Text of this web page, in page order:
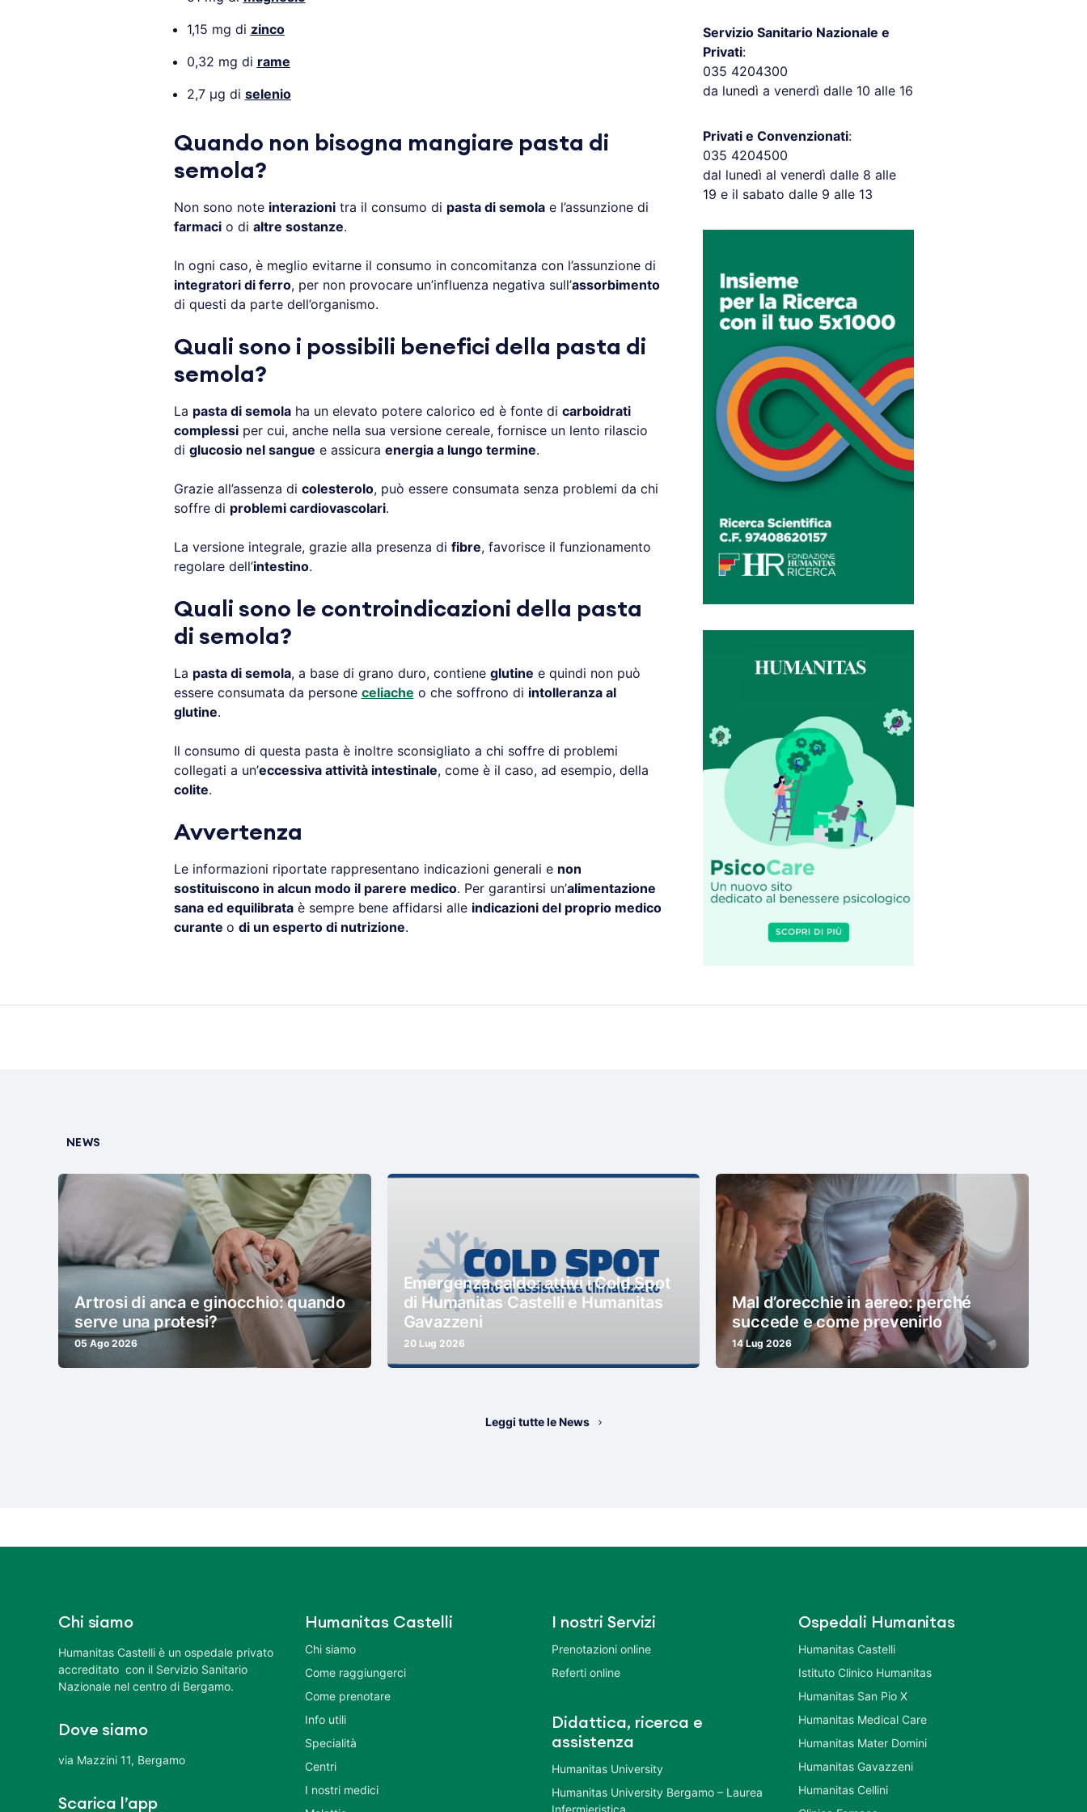
1,15 mg di zinco
0,32 mg di rame
2,7 µg di selenio
Quando non bisogna mangiare pasta di
semola?
Non sono note interazionitra il consumo di pasta di semolae l’assunzione di
farmacio di altre sostanze.
In ogni caso, è meglio evitarne il consumo in concomitanza con l’assunzione di
integratori di ferro, per non provocare un’influenza negativa sull’assorbimento
di questi da parte dell’organismo.
Quali sono i possibili benefici della pasta di
semola?
La pasta di semolaha un elevato potere calorico ed è fonte di carboidrati
complessiper cui, anche nella sua versione cereale, fornisce un lento rilascio
di glucosio nel sangue e assicura energia a lungo termine.
Grazie all’assenza di colesterolo, può essere consumata senza problemi da chi
soffre di problemi cardiovascolari.
La versione integrale, grazie alla presenza di fibre, favorisce il funzionamento
regolare dell’intestino.
Quali sono le controindicazioni della pasta
di semola?
La pasta di semola, a base di grano duro, contiene glutine e quindi non può
essere consumata da persone celiache o che soffrono di intolleranza al
glutine.
Il consumo di questa pasta è inoltre sconsigliato a chi soffre di problemi
collegati a un’eccessiva attività intestinale, come è il caso, ad esempio, della
colite.
Avvertenza
Le informazioni riportate rappresentano indicazioni generali e non
sostituiscono in alcun modo il parere medico. Per garantirsi un’alimentazione
sana ed equilibrataè sempre bene affidarsi alle indicazioni del proprio medico
curante o di un esperto di nutrizione.
Servizio Sanitario Nazionale e
Privati:
035 4204300
da lunedì a venerdì dalle 10 alle 16
Privati e Convenzionati:
035 4204500
dal lunedì al venerdì dalle 8 alle
19 e il sabato dalle 9 alle 13
NEWS
Artrosi di anca e ginocchio: quando
serve una protesi?
05 Ago 2026
Emergenza caldo: attivi i Cold Spot
di Humanitas Castelli e Humanitas
Gavazzeni
20 Lug 2026
Mal d’orecchie in aereo: perché
succede e come prevenirlo
14 Lug 2026
Leggi tutte le News
Chi siamo
Humanitas Castelli è un ospedale privato
accreditato con il Servizio Sanitario
Nazionale nel centro di Bergamo.
Dove siamo
via Mazzini 11, Bergamo
Scarica l’app
Humanitas Castelli
Chi siamo
Come raggiungerci
Come prenotare
Info utili
Specialità
Centri
I nostri medici
I nostri Servizi
Prenotazioni online
Referti online
Didattica, ricerca e
assistenza
Humanitas University
Humanitas University Bergamo – Laurea
Infermieristica
Ospedali Humanitas
Humanitas Castelli
Istituto Clinico Humanitas
Humanitas San Pio X
Humanitas Medical Care
Humanitas Mater Domini
Humanitas Gavazzeni
Humanitas Cellini